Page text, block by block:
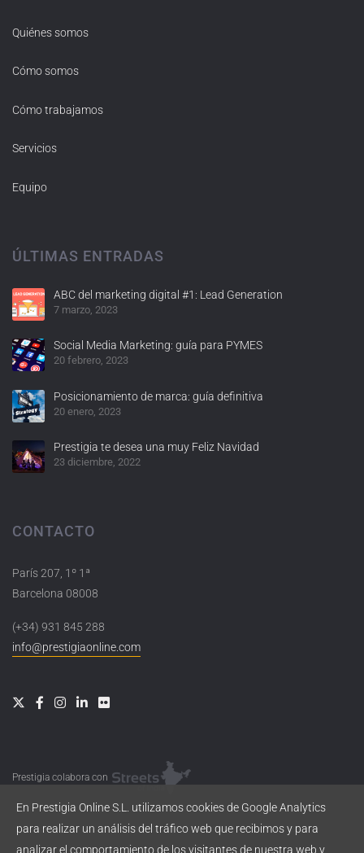
Quiénes somos
Cómo somos
Cómo trabajamos
Servicios
Equipo
ÚLTIMAS ENTRADAS
ABC del marketing digital #1: Lead Generation
7 marzo, 2023
Social Media Marketing: guía para PYMES
20 febrero, 2023
Posicionamiento de marca: guía definitiva
20 enero, 2023
Prestigia te desea una muy Feliz Navidad
23 diciembre, 2022
CONTACTO
París 207, 1º 1ª
Barcelona 08008
(+34) 931 845 288
info@prestigiaonline.com
Prestigia colabora con
En Prestigia Online S.L. utilizamos cookies de Google Analytics
para realizar un análisis del tráfico web que recibimos y para
analizar el comportamiento de los visitantes de nuestra web y